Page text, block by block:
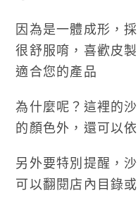
因為是一體成形，
很舒服唷，喜歡皮
適合您的產品
為什麼呢？這裡的
的顏色外，還可以
另外要特別提醒，
可以翻閱店內目錄